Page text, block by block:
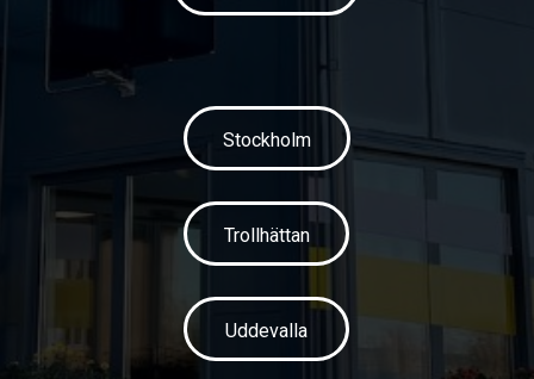
Stockholm
Trollhättan
Uddevalla